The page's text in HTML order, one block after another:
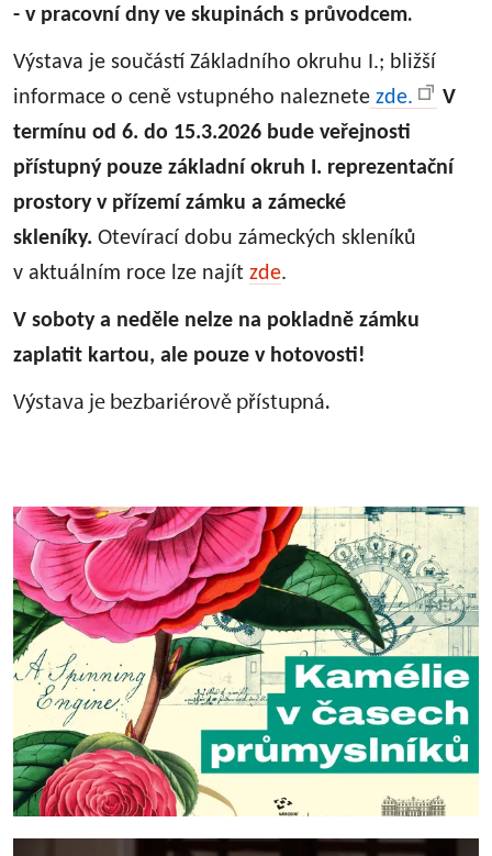
- v pracovní dny ve skupinách s průvodcem.
Výstava je součástí Základního okruhu I.; bližší
informace o ceně vstupného naleznete zde.
V
termínu od 6. do 15.3.2026 bude veřejnosti
přístupný pouze základní okruh I. reprezentační
prostory v přízemí zámku a zámecké
skleníky. Otevírací dobu zámeckých skleníků
v aktuálním roce lze najít zde.
V soboty a neděle nelze na pokladně zámku
zaplatit kartou, ale pouze v hotovosti!
Výstava je bezbariérově přístupná.